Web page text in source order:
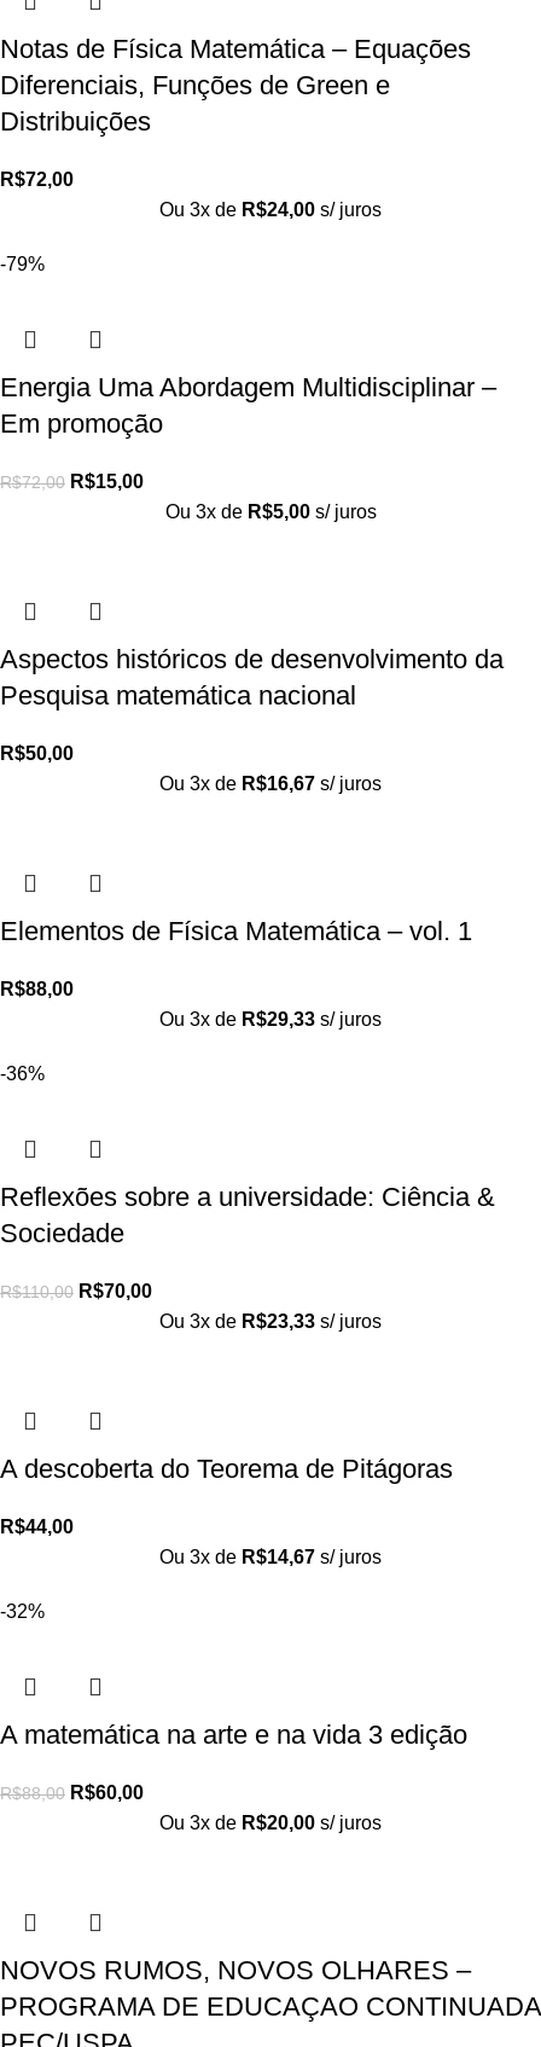
Notas de Física Matemática – Equações
Diferenciais, Funções de Green e
Distribuições
R$72,00
Ou 3x de R$24,00 s/ juros
-79%
Energia Uma Abordagem Multidisciplinar –
Em promoção
R$72,00 R$15,00
Ou 3x de R$5,00 s/ juros
Aspectos históricos de desenvolvimento da
Pesquisa matemática nacional
R$50,00
Ou 3x de R$16,67 s/ juros
Elementos de Física Matemática – vol. 1
R$88,00
Ou 3x de R$29,33 s/ juros
-36%
Reflexões sobre a universidade: Ciência &
Sociedade
R$110,00 R$70,00
Ou 3x de R$23,33 s/ juros
A descoberta do Teorema de Pitágoras
R$44,00
Ou 3x de R$14,67 s/ juros
-32%
A matemática na arte e na vida 3 edição
R$88,00 R$60,00
Ou 3x de R$20,00 s/ juros
NOVOS RUMOS, NOVOS OLHARES –
PROGRAMA DE EDUCAÇAO CONTINUADA